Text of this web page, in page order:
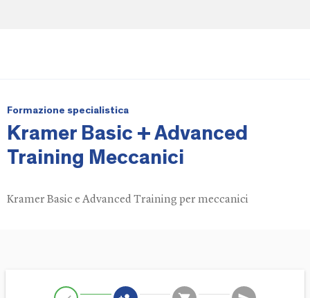
Formazione specialistica
Kramer Basic + Advanced
Training Meccanici
Kramer Basic e Advanced Training per meccanici